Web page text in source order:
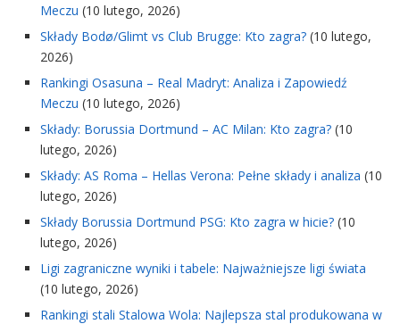
Meczu (10 lutego, 2026)
Składy Bodø/Glimt vs Club Brugge: Kto zagra? (10 lutego,
2026)
Rankingi Osasuna – Real Madryt: Analiza i Zapowiedź
Meczu (10 lutego, 2026)
Składy: Borussia Dortmund – AC Milan: Kto zagra? (10
lutego, 2026)
Składy: AS Roma – Hellas Verona: Pełne składy i analiza (10
lutego, 2026)
Składy Borussia Dortmund PSG: Kto zagra w hicie? (10
lutego, 2026)
Ligi zagraniczne wyniki i tabele: Najważniejsze ligi świata
(10 lutego, 2026)
Rankingi stali Stalowa Wola: Najlepsza stal produkowana w